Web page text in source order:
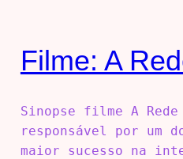
Filme: A
Sinopse filme A
responsável por um
maior sucesso na